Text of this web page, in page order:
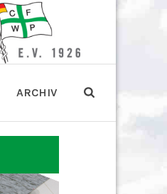
ARCHIV